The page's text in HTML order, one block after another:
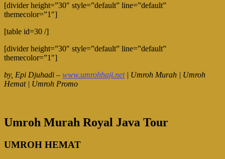
[divider height=”30″ style=”default” line=”default”
themecolor=”1″]
[table id=30 /]
[divider height=”30″ style=”default” line=”default”
themecolor=”1″]
by, Epi Djuhadi – www.umrohhaji.net| Umroh Murah | Umroh
Hemat | Umroh Promo
Umroh Murah Royal Java Tour
UMROH HEMAT